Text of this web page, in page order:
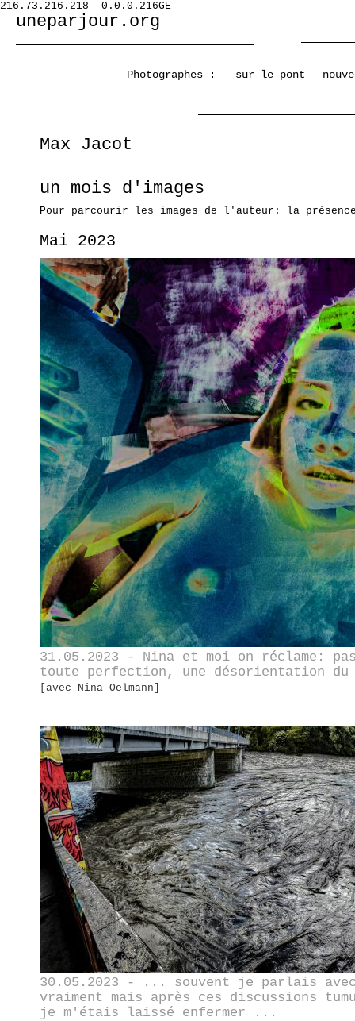
216.73.216.218--0.0.0.216GE
uneparjour.org
Photographes : sur le pont
Max Jacot
un mois d'images
Pour parcourir les images de l'auteur: la
Mai 2023
31.05.2023 - Nina et moi on réclame:
toute perfection, une désorientation
[avec Nina Oelmann]
30.05.2023 - ... souvent je parlais
vraiment mais après ces discussions
je m'étais laissé enfermer ...